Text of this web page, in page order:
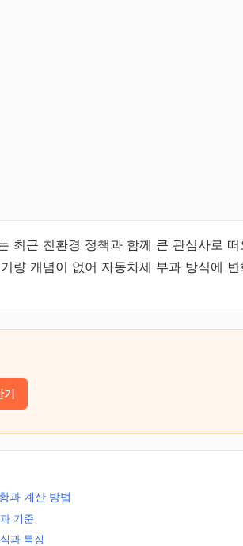
최근 친환경 정책과 함께 큰 관심사로
량 개념이 없어 자동차세 부과 방식에
기
과 계산 방법
기준
과 특징